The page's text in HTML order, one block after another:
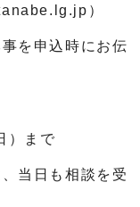
）
を申込時にお伝
）まで
当日も相談を受